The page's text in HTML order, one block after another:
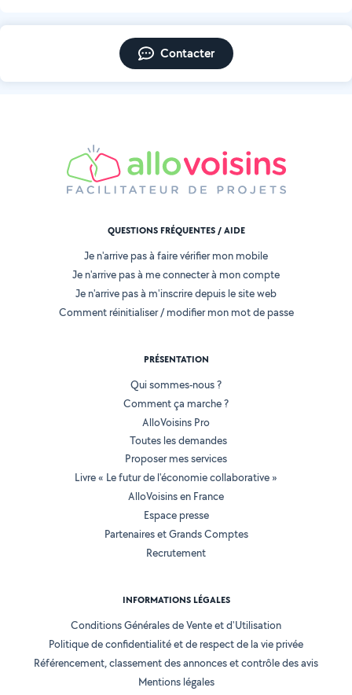
Contacter
QUESTIONS FRÉQUENTES / AIDE
Je n'arrive pas à faire vérifier mon mobile
Je n'arrive pas à me connecter à mon compte
Je n'arrive pas à m'inscrire depuis le site web
Comment réinitialiser / modifier mon mot de passe
PRÉSENTATION
Qui sommes-nous ?
Comment ça marche ?
AlloVoisins Pro
Toutes les demandes
Proposer mes services
Livre « Le futur de l'économie collaborative »
AlloVoisins en France
Espace presse
Partenaires et Grands Comptes
Recrutement
INFORMATIONS LÉGALES
Conditions Générales de Vente et d'Utilisation
Politique de confidentialité et de respect de la vie privée
Référencement, classement des annonces et contrôle des avis
Mentions légales